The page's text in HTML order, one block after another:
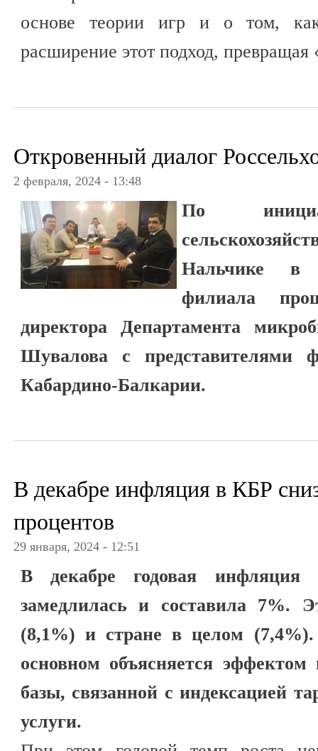
основе теории игр и о том,
расширение этот подход,
Откровенный диалог
2 февраля, 2024 - 13:48
По
Нальчике в
филиала
директора Департамента
Шувалова с представителями
Кабардино-Балкарии.
В декабре инфляция в КБР
процентов
29 января, 2024 - 12:51
В декабре годовая инфляция
замедлилась и составила
(8,1%) и стране в целом
основном объясняется
базы, связанной с индексацией
услуги.